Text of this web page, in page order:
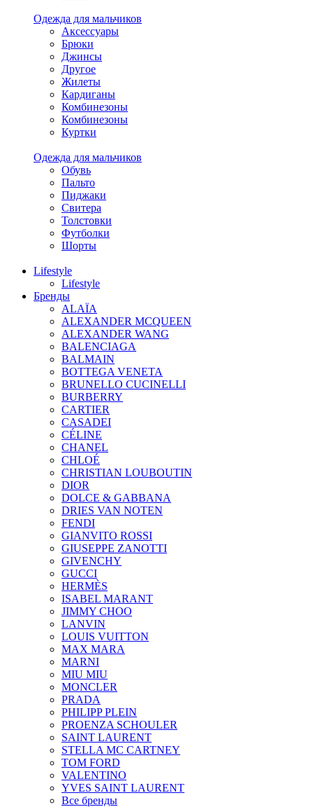
Одежда для мальчиков
Аксессуары
Брюки
Джинсы
Другое
Жилеты
Кардиганы
Комбинезоны
Комбинезоны
Куртки
Одежда для мальчиков
Обувь
Пальто
Пиджаки
Свитера
Толстовки
Футболки
Шорты
Lifestyle
Lifestyle
Бренды
ALAÏA
ALEXANDER MCQUEEN
ALEXANDER WANG
BALENCIAGA
BALMAIN
BOTTEGA VENETA
BRUNELLO CUCINELLI
BURBERRY
CARTIER
CASADEI
CÉLINE
CHANEL
CHLOÉ
CHRISTIAN LOUBOUTIN
DIOR
DOLCE & GABBANA
DRIES VAN NOTEN
FENDI
GIANVITO ROSSI
GIUSEPPE ZANOTTI
GIVENCHY
GUCCI
HERMÈS
ISABEL MARANT
JIMMY CHOO
LANVIN
LOUIS VUITTON
MAX MARA
MARNI
MIU MIU
MONCLER
PRADA
PHILIPP PLEIN
PROENZA SCHOULER
SAINT LAURENT
STELLA MC CARTNEY
TOM FORD
VALENTINO
YVES SAINT LAURENT
Все бренды